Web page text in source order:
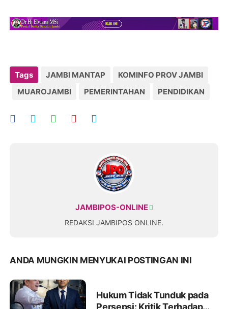
Tags JAMBI MANTAP
KOMINFO PROV JAMBI
MUAROJAMBI
PEMERINTAHAN PENDIDIKAN
JAMBIPOS-ONLINE
REDAKSI JAMBIPOS ONLINE.
ANDA MUNGKIN MENYUKAI POSTINGAN INI
Hukum Tidak Tunduk pada